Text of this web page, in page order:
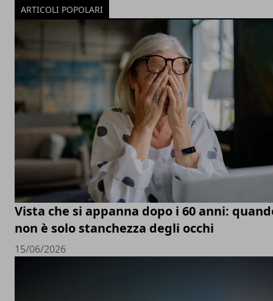
ARTICOLI POPOLARI
Vista che si appanna dopo i 60 anni:
non è solo stanchezza degli occhi
15/06/2026